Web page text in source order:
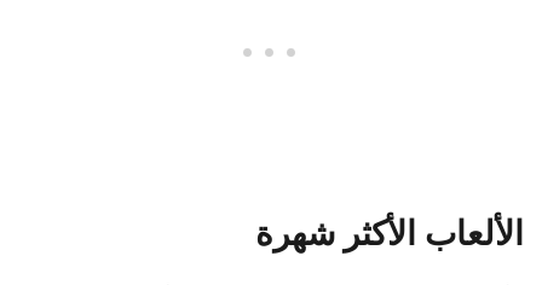
الألعاب الأكثر شهرة